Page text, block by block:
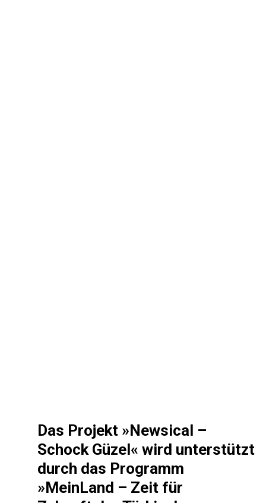
Das Projekt »Newsical –
Schock Güzel« wird unterstützt
durch das Programm
»MeinLand – Zeit für